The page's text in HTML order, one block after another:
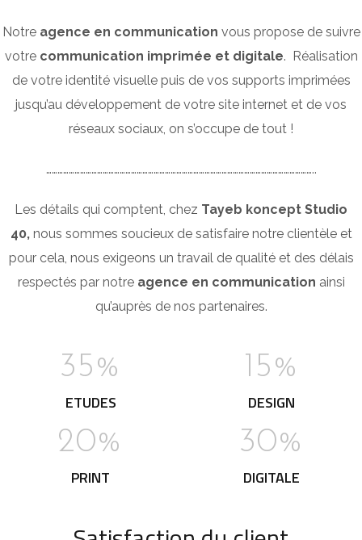
Notre agence en communication vous propose de suivre
votre communication imprimée et digitale. Réalisation
de votre identité visuelle puis de vos supports imprimées
jusqu’au développement de votre site internet et de vos
réseaux sociaux, on s’occupe de tout !
……………………………………………………………………………………………………………………………..
Les détails qui comptent, chez Tayeb koncept Studio
40, nous sommes soucieux de satisfaire notre clientèle et
pour cela, nous exigeons un travail de qualité et des délais
respectés par notre agence en communication ainsi
qu’auprès de nos partenaires.
35%
ETUDES
15%
DESIGN
20%
PRINT
30%
DIGITALE